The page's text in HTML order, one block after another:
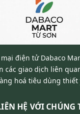
điện tử Dabaco
các giao dịch liên
hoá tiêu dùng thiết
HỆ VỚI CHÚNG